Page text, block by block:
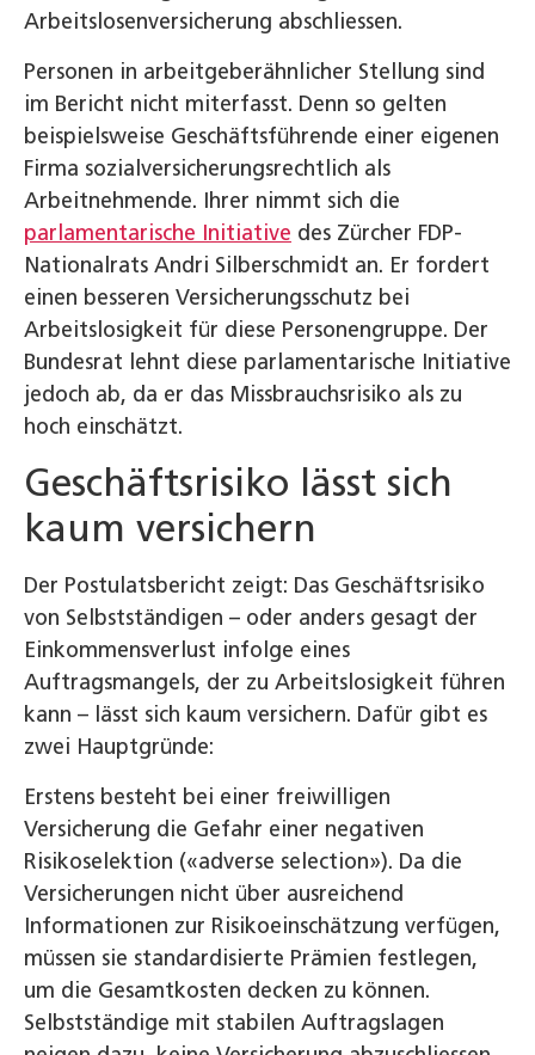
Arbeitslosenversicherung abschliessen.
Personen in arbeitgeberähnlicher Stellung sind
im Bericht nicht miterfasst. Denn so gelten
beispielsweise Geschäftsführende einer eigenen
Firma sozialversicherungsrechtlich als
Arbeitnehmende. Ihrer nimmt sich die
parlamentarische Initiative des Zürcher FDP-
Nationalrats Andri Silberschmidt an. Er fordert
einen besseren Versicherungsschutz bei
Arbeitslosigkeit für diese Personengruppe. Der
Bundesrat lehnt diese parlamentarische Initiative
jedoch ab, da er das Missbrauchsrisiko als zu
hoch einschätzt.
Geschäftsrisiko lässt sich
kaum versichern
Der Postulatsbericht zeigt: Das Geschäftsrisiko
von Selbstständigen – oder anders gesagt der
Einkommensverlust infolge eines
Auftragsmangels, der zu Arbeitslosigkeit führen
kann – lässt sich kaum versichern. Dafür gibt es
zwei Hauptgründe:
Erstens besteht bei einer freiwilligen
Versicherung die Gefahr einer negativen
Risikoselektion («adverse selection»). Da die
Versicherungen nicht über ausreichend
Informationen zur Risikoeinschätzung verfügen,
müssen sie standardisierte Prämien festlegen,
um die Gesamtkosten decken zu können.
Selbstständige mit stabilen Auftragslagen